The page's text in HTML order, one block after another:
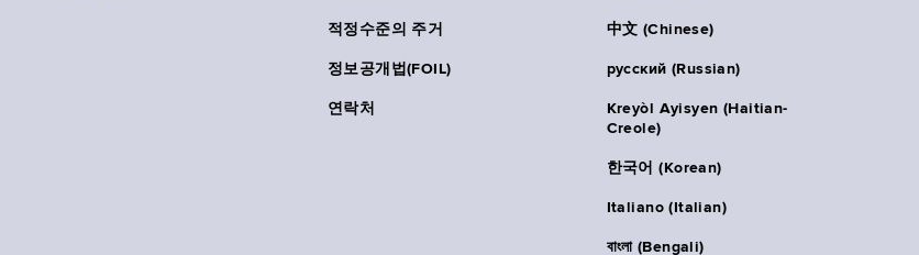
적정수준의 주거
정보공개법(FOIL)
연락처
中文 (Chinese)
русский (Russian)
Kreyòl Ayisyen (Haitian-
Creole)
한국어 (Korean)
Italiano (Italian)
বাংলা (Bengali)